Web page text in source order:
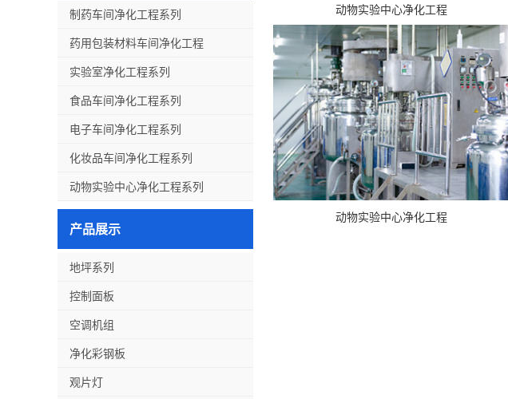
制药车间净化工程系列
药用包装材料车间净化工程
实验室净化工程系列
食品车间净化工程系列
电子车间净化工程系列
化妆品车间净化工程系列
动物实验中心净化工程系列
产品展示
地坪系列
控制面板
空调机组
净化彩钢板
观片灯
动物实验中心净化工程
动物实验中心净化工程